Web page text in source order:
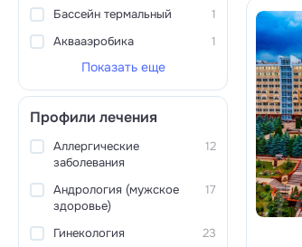
Бассейн термальный
1
Аквааэробика
1
Показать еще
Профили лечения
Аллергические
заболевания
12
Андрология (мужское
здоровье)
17
Гинекология
23